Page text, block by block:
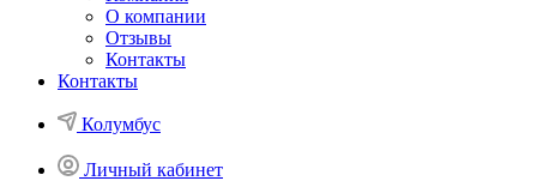
О компании
Отзывы
Контакты
Контакты
Колумбус
Личный кабинет